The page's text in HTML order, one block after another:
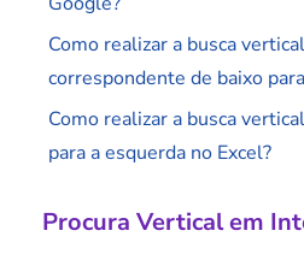
Como realizar a busca
correspondente de baixo
Como realizar a busca
para a esquerda no Excel?
Procura Vertical em